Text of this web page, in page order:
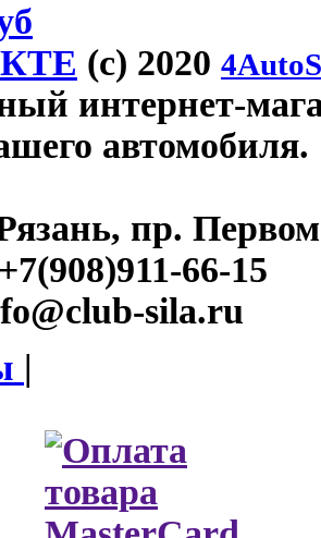
(c) 2020
интернет-
автомобиля.
пр.
+7(908)911-66-15
sila.ru
|